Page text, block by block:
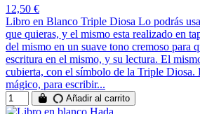
12,50 €
Libro en Blanco Triple Diosa Lo podrás
que quieras, y el mismo esta realizado en
del mismo en un suave tono cremoso para
escritura en el mismo, y su lectura. El
cubierta, con el símbolo de la Triple Diosa.
mágico, para escribir...
Añadir al carrito